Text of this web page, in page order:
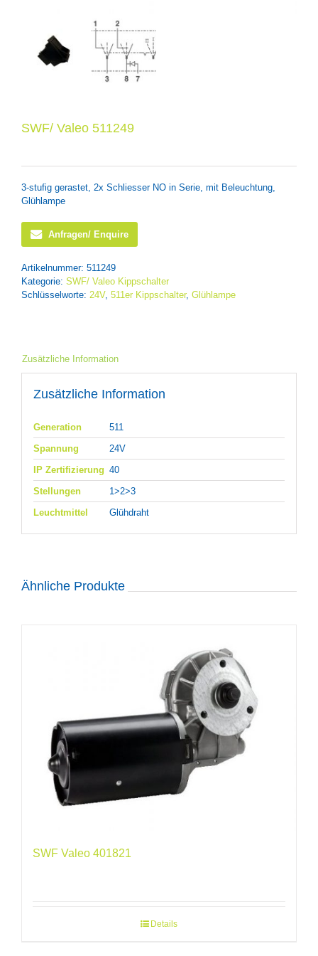
SWF/ Valeo 511249
3-stufig gerastet, 2x Schliesser NO in Serie, mit Beleuchtung,
Glühlampe
Anfragen/ Enquire
Artikelnummer: 511249
Kategorie: SWF/ Valeo Kippschalter
Schlüsselworte: 24V, 511er Kippschalter, Glühlampe
Zusätzliche Information
Zusätzliche Information
Generation
511
Spannung
24V
IP Zertifizierung 40
Stellungen
1>2>3
Leuchtmittel
Glühdraht
Ähnliche Produkte
SWF Valeo 401821
Details